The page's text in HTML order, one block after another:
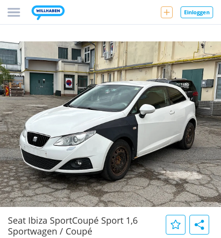
Einloggen
Seat Ibiza SportCoupé Sport 1,6
Sportwagen / Coupé